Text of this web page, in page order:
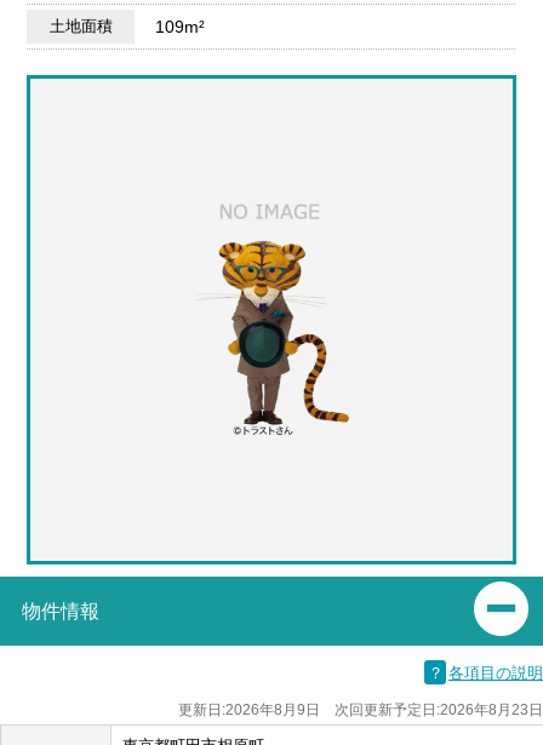
土地面積 109m²
物件情報
？ 各項目の説明
更新日:2026年8月9日 次回更新予定日:2026年8月23日